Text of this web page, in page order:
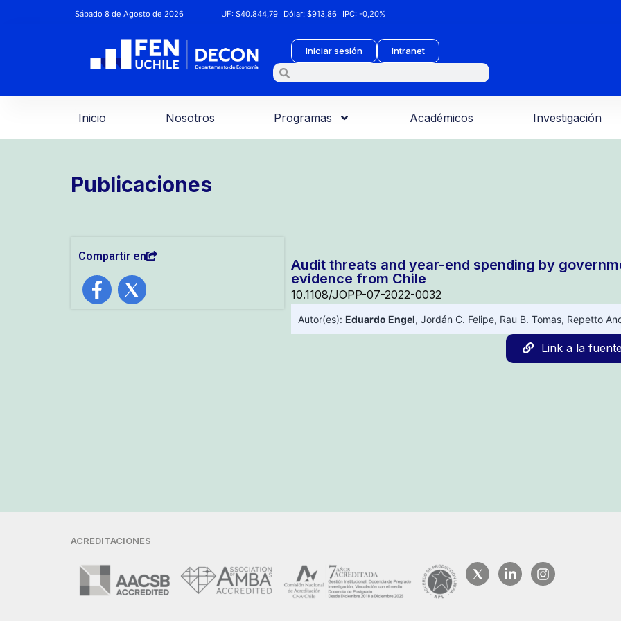
Sábado 8 de Agosto de 2026 UF:$40.844,79 Dólar:$913,86 IPC:-0,20%
Iniciar sesión Intranet
Inicio Nosotros Programas Académicos Investigación
Publicaciones
Compartir en
Audit threats and year-end spending by
evidence from Chile
10.1108/JOPP-07-2022-0032
Autor(es): Eduardo Engel, Jordán C. Felipe, Rau B. Tomas, Repetto
Link a la fuente
ACREDITACIONES